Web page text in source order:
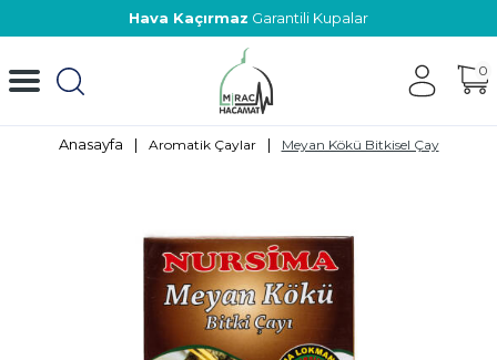
Hava Kaçırmaz Garantili Kupalar
0
Anasayfa | Aromatik Çaylar | Meyan Kökü Bitkisel Çay